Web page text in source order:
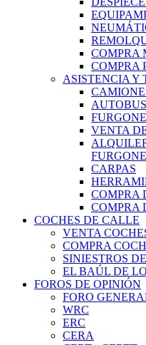
COMPRA
COMPRA
ASISTENCIA Y
VENTA
CARPAS
COMPRA
COMPRA
COCHES DE CALLE
VENTA
COMPRA
SINIESTROS
EL BAÚL DE
FOROS DE OPINIÓN
FORO
WRC
ERC
CERA